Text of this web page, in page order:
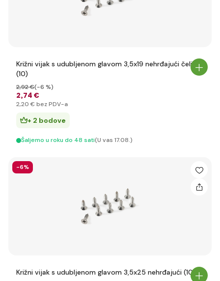
Križni vijak s udubljenom glavom 3,5x19 nehrđajući čelik
(10)
2,74 €
2,92 €(-6 %)
2,20 € bez PDV-a
+ 2 bodove
Šaljemo u roku do 48 sati(U vas 17.08.)
-6%
Križni vijak s udubljenom glavom 3,5x25 nehrđajući (10)